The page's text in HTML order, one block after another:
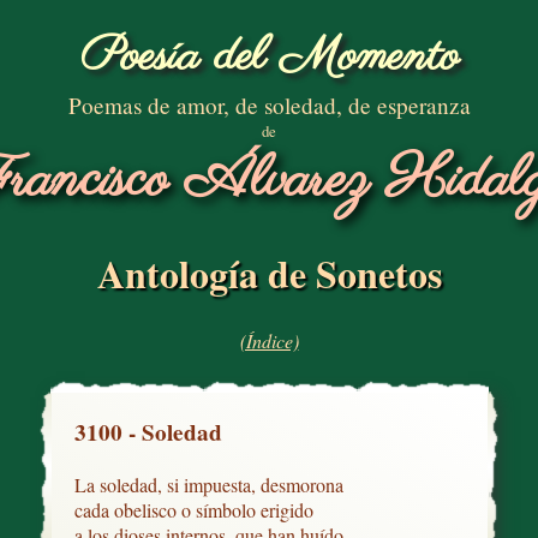
Poesía del Momento
Poemas de amor, de soledad, de esperanza
de
Álvarez
Antología de Sonetos
(Índice)
3100 - Soledad
La soledad, si impuesta, desmorona
cada obelisco o símbolo erigido